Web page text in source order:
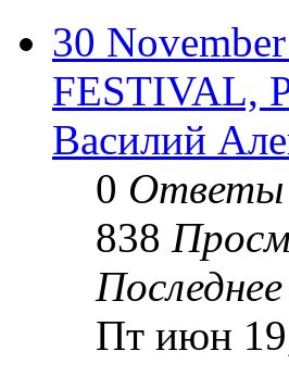
30
FESTIVAL,
Василий
0 Ответы
838
Пт июн